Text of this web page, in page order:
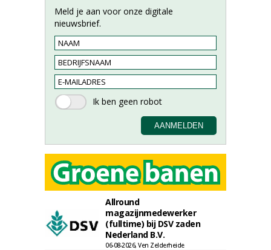
Meld je aan voor onze digitale
nieuwsbrief.
Allround
magazijnmedewerker
(fulltime) bij DSV zaden
Nederland B.V.
06-08-2026, Ven Zelderheide